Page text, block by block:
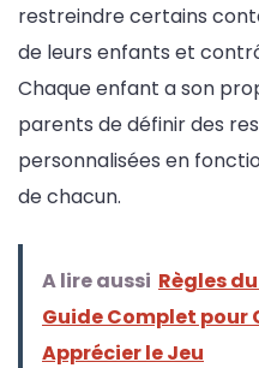
restreindre certains
de leurs enfants et
Chaque enfant a son
parents de définir des
personnalisées en
de chacun.
A lire aussi Règles
Guide Complet pour
Apprécier le Jeu